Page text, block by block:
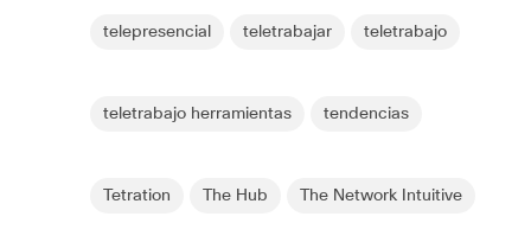
telepresencial teletrabajar teletrabajo
teletrabajo herramientas tendencias
Tetration The Hub The Network Intuitive